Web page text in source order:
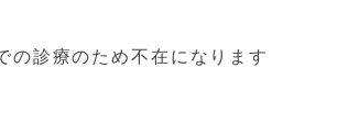
の診療のため不在になります